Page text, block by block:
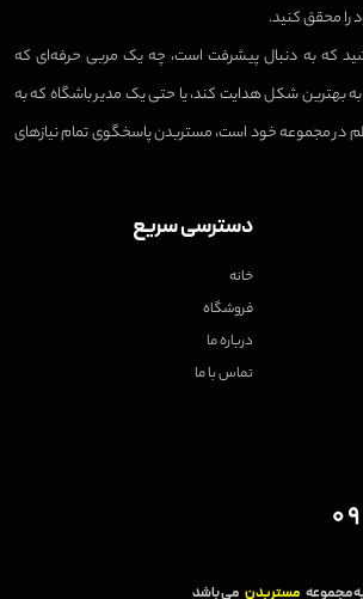
را محقق کنید.
که به دنبال پیشرفت است، چه یک مربی حرفه‌ای که
بهترین شکل هدایت کند، یا حتی یک مدیر باشگاه که به
در مجموعه خود است، مستربدن پاسخگوی تمام نیازهای
دسترسی سریع
خانه
فروشگاه
درباره ما
تماس با ما
مجموعه مستربدن می باشد